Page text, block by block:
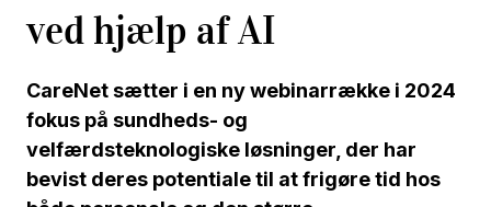
ved hjælp af AI
CareNet sætter i en ny webinarrække i 2024
fokus på sundheds- og
velfærdsteknologiske løsninger, der har
bevist deres potentiale til at frigøre tid hos